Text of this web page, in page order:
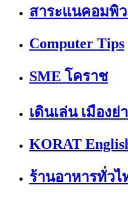
สาระแนคอมพิว
Computer Tips
SME โคราช
เดินเล่น เมืองย่
KORAT
ร้านอาหารทั่วไ